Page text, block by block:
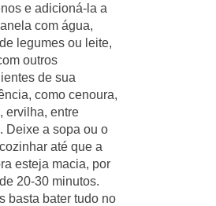
e adicioná-la a
com água,
legumes ou leite,
outros
de sua
como cenoura,
ervilha, entre
Deixe a sopa ou o
até que a
esteja macia, por
20-30 minutos.
basta bater tudo no